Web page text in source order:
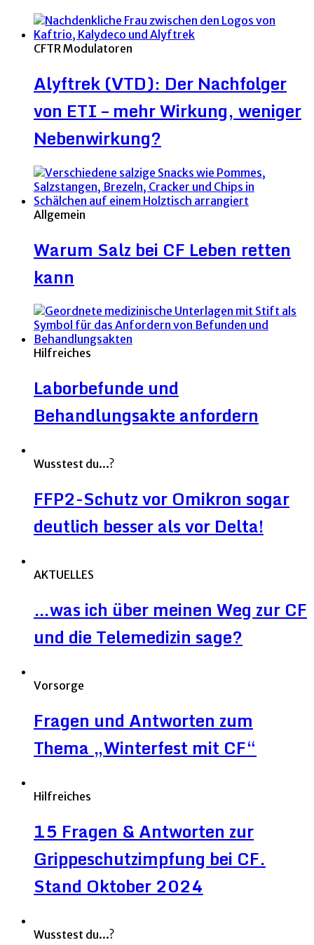
CFTR Modulatoren
Alyftrek (VTD): Der Nachfolger
von ETI – mehr Wirkung, weniger
Nebenwirkung?
Allgemein
Warum Salz bei CF Leben retten
kann
Hilfreiches
Laborbefunde und
Behandlungsakte anfordern
Wusstest du...?
FFP2-Schutz vor Omikron sogar
deutlich besser als vor Delta!
AKTUELLES
…was ich über meinen Weg zur CF
und die Telemedizin sage?
Vorsorge
Fragen und Antworten zum
Thema „Winterfest mit CF“
Hilfreiches
15 Fragen & Antworten zur
Grippeschutzimpfung bei CF.
Stand Oktober 2024
Wusstest du...?